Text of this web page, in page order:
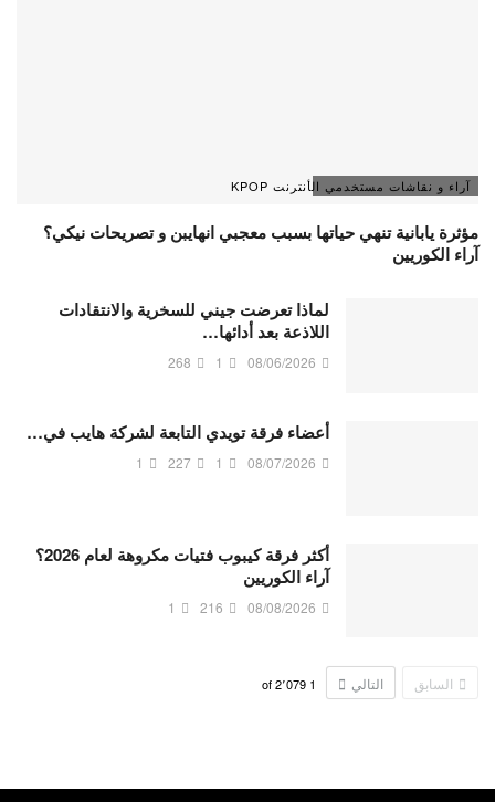
آراء و نقاشات مستخدمي الأنترنت KPOP
مؤثرة يابانية تنهي حياتها بسبب معجبي انهايبن و تصريحات نيكي؟
آراء الكوريين
لماذا تعرضت جيني للسخرية والانتقادات
اللاذعة بعد أدائها…
08/06/2026
1
268
أعضاء فرقة تويدي التابعة لشركة هايب في…
08/07/2026
1
227
1
أكثر فرقة كيبوب فتيات مكروهة لعام 2026؟
آراء الكوريين
08/08/2026
216
1
السابق التالي 1 2٬079